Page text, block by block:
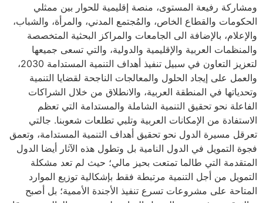
ومشاركة رفيعة المستوى، منصة إقليمية للحوار بين ممثلي
الحكومات والقطاع الخاص، والمُجتمع المدني، والمرأة، والشباب،
والإعلام، بالإضافة الى الجامعات والمراكز البحثية المتخصصة
والمنظمات العربية والإقليمية والدولية، والتي تسعى جميعها
لتعزيز التعاون في سبيل تنفيذ أهداف التنمية المستدامة 2030،
والعمل على إيجاد الحلول والمعالجات الناجحة لقضايا التنمية
وتحدياتها في المنطقة العربية، والانطلاق من خلال الشراكات
الفاعلة نحو تحقيق التنمية الشاملة والمستدامة التي تعظم
الاستفادة من الإمكانات العربية وتلبي تطلعات شعوبنا. جالتي
تعرقل مسيرة الدول نحو تحقيق أهداف التنمية المستدامة، وتعمق
فجوة التمويل في الدول النامية بل وتطول هذه الآثار أيضا الدول
المتقدمة التي طالما تمتعت بحيز مالي؛ حيث لم تعد مشكلة
التمويل من أجل التنمية مرتبطة فقط بإشكالية توزيع الموارد
المتاحة على مشروعات تسرع تنفيذ الأجندة الأممية؛ بل أصبح